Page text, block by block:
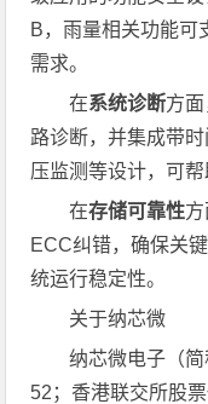
B，雨量相关功能可
需求。
在系统诊断方
路诊断，并集成带
压监测等设计，可
在存储可靠性
ECC纠错，确保关
统运行稳定性。
关于纳芯微
纳芯微电子（
52；香港联交所股